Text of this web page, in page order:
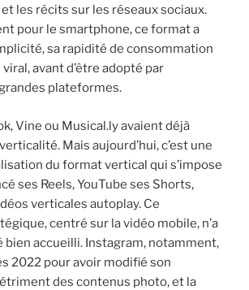
les récits sur les réseaux sociaux.
pour le smartphone, ce format a
sa rapidité de consommation
avant d’être adopté par
plateformes.
Vine ou Musical.ly avaient déjà
Mais aujourd’hui, c’est une
du format vertical qui s’impose
ses Reels, YouTube ses Shorts,
verticales autoplay. Ce
centré sur la vidéo mobile, n’a
bien accueilli. Instagram, notamment,
2022 pour avoir modifié son
des contenus photo, et la